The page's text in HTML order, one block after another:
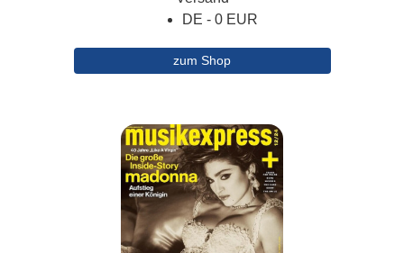
DE - 0 EUR
zum Shop